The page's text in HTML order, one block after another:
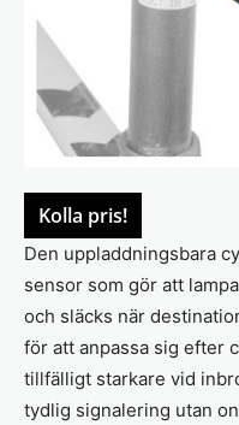
Kolla pris!
Den uppladdningsbara
sensor som gör att
och släcks när
för att anpassa sig efter
tillfälligt starkare vid
tydlig signalering utan